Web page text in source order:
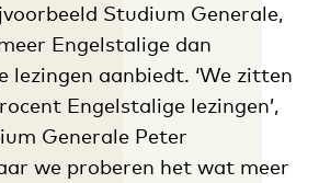
Studium Generale,
Engelstalige dan
lezingen aanbiedt. ‘We zitten
Engelstalige lezingen’,
Generale Peter
we proberen het wat meer